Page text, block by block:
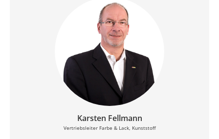
Karsten Fellmann
Vertriebsleiter Farbe & Lack, Kunststoff